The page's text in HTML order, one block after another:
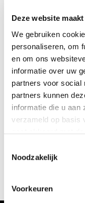
Deze website
We gebruiken
personaliseren, om
en om ons
informatie over uw
partners voor social
partners kunnen
informatie die u aan
verzameld op basis
Noodzakelijk
Voorkeuren
bouquet van de
De geur van
In de Oudheid
hun signature scent.
deze provincie